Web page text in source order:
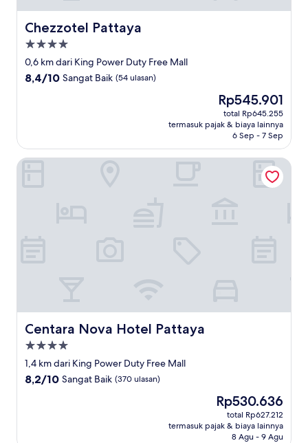
Chezzotel Pattaya
Chezzotel Pattaya
Properti
bintang
4.0
0,6 km dari King Power Duty Free Mall
8.4
ulasan)
8,4/10 Sangat Baik (54 ulasan)
Harga
sekarang
Rp545.901
Rp545.901
total Rp645.255
termasuk pajak & biaya lainnya
6 Sep - 7 Sep
Centara Nova Hotel Pattaya
Centara Nova Hotel Pattaya
Properti
bintang
4.0
1,4 km dari King Power Duty Free Mall
8.2
8,2/10 Sangat Baik (370 ulasan)
Harga
sekarang
Rp530.636
Rp530.636
total Rp627.212
termasuk pajak & biaya lainnya
8 Agu - 9 Agu
Centara Nova Hotel Pattaya